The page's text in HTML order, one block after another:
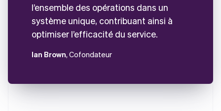
l’ensemble des opérations dans un
système unique, contribuant ainsi à
optimiser l’efficacité du service.
Ian Brown, Cofondateur